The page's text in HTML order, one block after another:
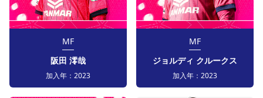
MF
阪田 澪哉
加入年： 2023
MF
ジョルディ クルークス
加入年： 2023